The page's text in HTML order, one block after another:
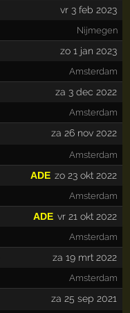
vr 3 feb 2023
Nijmegen
zo 1 jan 2023
Amsterdam
za 3 dec 2022
Amsterdam
za 26 nov 2022
Amsterdam
zo 23 okt 2022
ADE
Amsterdam
vr 21 okt 2022
ADE
Amsterdam
za 19 mrt 2022
Amsterdam
za 25 sep 2021